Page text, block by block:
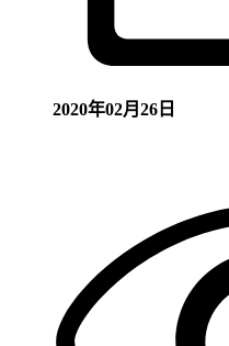
2020年02月26日